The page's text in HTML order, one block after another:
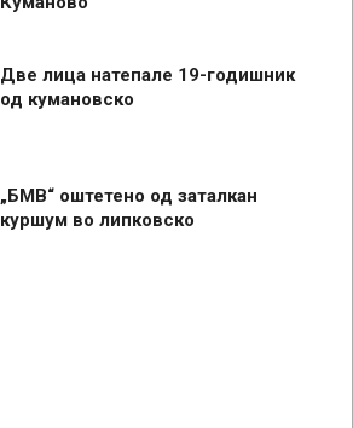
Две лица натепале 19-годишник
од кумановско
„БМВ“ оштетено од заталкан
куршум во липковско